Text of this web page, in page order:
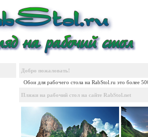
Добро пожаловать!
Обои для рабочего стола на RabStol.ru это более
Пляжи на рабочий стол на сайте RabStol.net